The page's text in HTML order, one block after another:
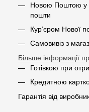
Новою Поштою у
пошти
Кур’єром Нової
Самовивіз з
Більше інформації
Готівкою при
Кредитною
Гарантія від